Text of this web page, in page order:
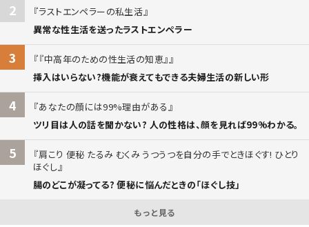
2
ラストエンペラーの私生活
異常な性生活を送ったラストエンペラー
3
『中高年のための性生活の知恵』
挿入はいらない?機能が衰えてもできる夫婦生活の新しい形
4
あなたの顔には99%理由がある
ツリ目は人の話を聞かない? 人の性格は、顔を見れば99%わかる。
5
肩こり 便秘 たるみ むくみ うつうつを自分の手でときほぐす! ひとり
ほぐし
腸のどこが凝ってる? 便秘に悩んだときの「ほぐし技」
もっと見る